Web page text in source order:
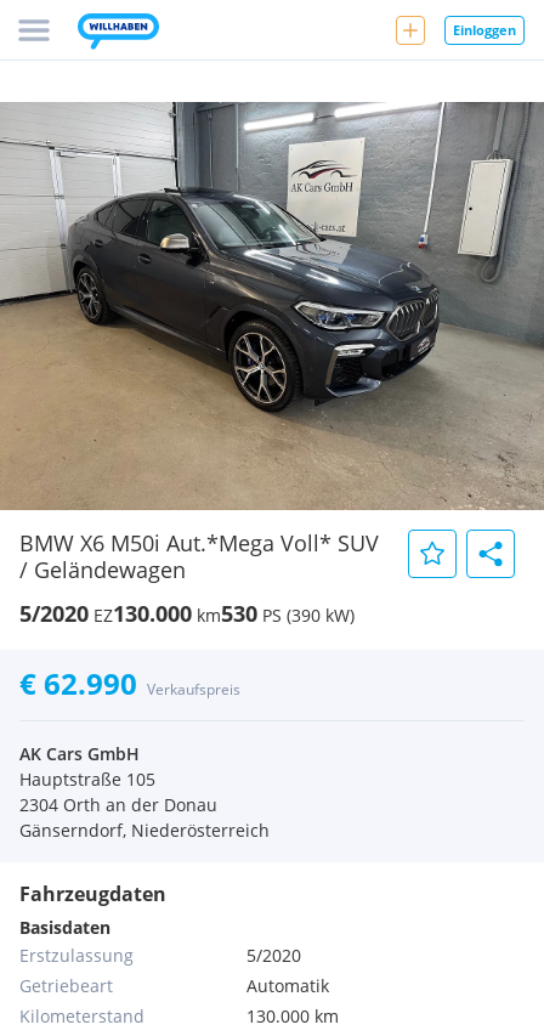
Einloggen
BMW X6 M50i Aut.*Mega Voll* SUV
/ Geländewagen
5/2020 EZ130.000 km530 PS (390 kW)
€ 62.990 Verkaufspreis
AK Cars GmbH
Hauptstraße 105
2304 Orth an der Donau
Gänserndorf, Niederösterreich
Fahrzeugdaten
Basisdaten
Erstzulassung
5/2020
Getriebeart
Automatik
Kilometerstand
130.000 km